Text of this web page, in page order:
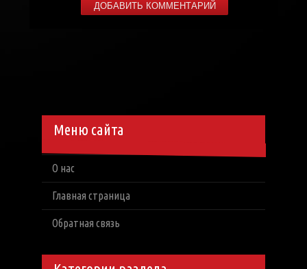
Меню сайта
О нас
Главная страница
Обратная связь